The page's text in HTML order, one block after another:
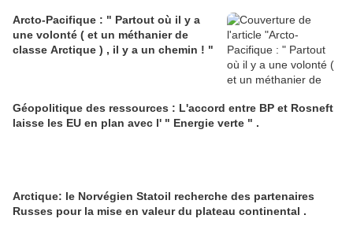
Arcto-Pacifique : " Partout où il y a
une volonté ( et un méthanier de
classe Arctique ) , il y a un chemin ! "
Géopolitique des ressources : L'accord entre BP et Rosneft
laisse les EU en plan avec l' " Energie verte " .
Arctique: le Norvégien Statoil recherche des partenaires
Russes pour la mise en valeur du plateau continental .